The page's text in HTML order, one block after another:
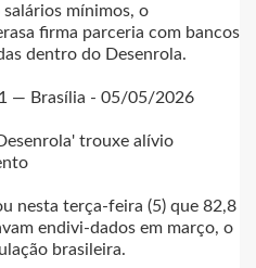
mínimos, o
firma parceria com bancos
dentro do Desenrola.
— Brasília - 05/05/2026
trouxe alívio
nesta terça-feira (5) que 82,8
endivi-dados em março, o
brasileira.